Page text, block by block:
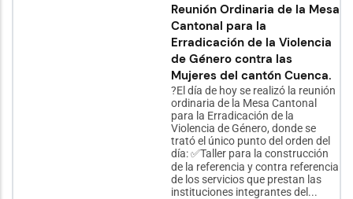
Reunión Ordinaria de la Mesa
Cantonal para la
Erradicación de la Violencia
de Género contra las
Mujeres del cantón Cuenca.
?El día de hoy se realizó la reunión
ordinaria de la Mesa Cantonal
para la Erradicación de la
Violencia de Género, donde se
trató el único punto del orden del
día: ✅Taller para la construcción
de la referencia y contra referencia
de los servicios que prestan las
instituciones integrantes del...